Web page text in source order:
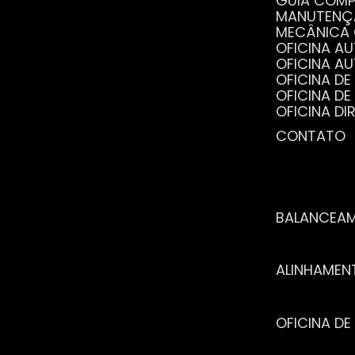
OFICINA
OFICINA
OFICINA
OFICINA
OFICINA
OFICINA
POR QUE
CONTATO
OFICINA